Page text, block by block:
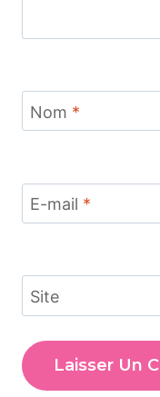
Nom *
E-mail *
Site